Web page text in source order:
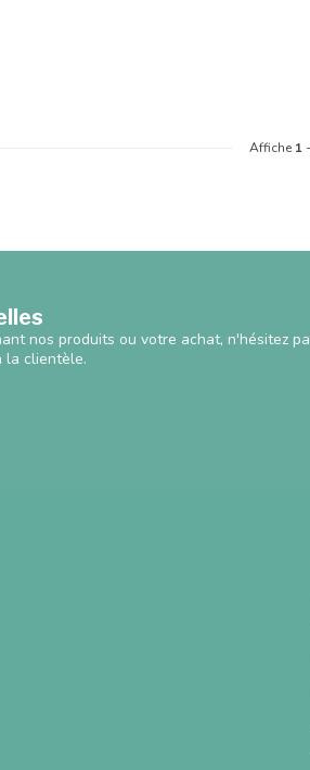
Affiche 1 -
nos produits ou votre achat, n'hésitez
la clientèle.